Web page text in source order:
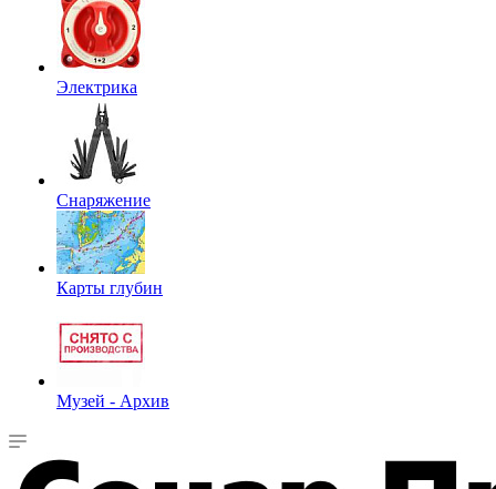
Электрика
Снаряжение
Карты глубин
Музей - Архив